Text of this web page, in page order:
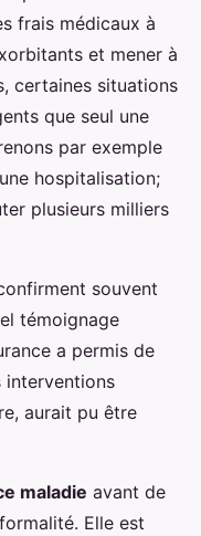
frais médicaux à
et mener à
certaines situations
que seul une
par exemple
hospitalisation;
plusieurs milliers
souvent
témoignage
a permis de
interventions
aurait pu être
maladie avant de
Elle est